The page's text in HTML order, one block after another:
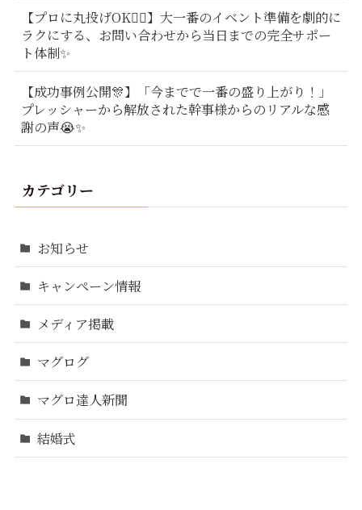
【プロに丸投げOK🙆‍♂️】大一番のイベント準備を劇的に
ラクにする、お問い合わせから当日までの完全サポー
ト体制✨
【成功事例公開🎊】「今までで一番の盛り上がり！」
プレッシャーから解放された幹事様からのリアルな感
謝の声😭✨
カテゴリー
お知らせ
キャンペーン情報
メディア掲載
マグログ
マグロ達人新聞
結婚式